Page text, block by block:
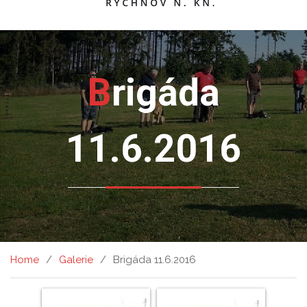
Brigáda
11.6.2016
Home Galerie Brigáda 11.6.2016